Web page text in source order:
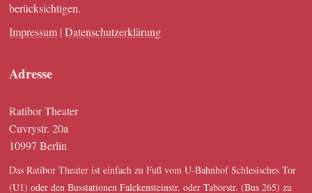
berücksichtigen.
Impressum | Datenschutzerklärung
Adresse
Ratibor Theater
Cuvrystr. 20a
10997 Berlin
Das Ratibor Theater ist einfach zu Fuß vom U-Bahnhof Schlesisches Tor
(U1) oder den Busstationen Falckensteinstr. oder Taborstr. (Bus 265) zu